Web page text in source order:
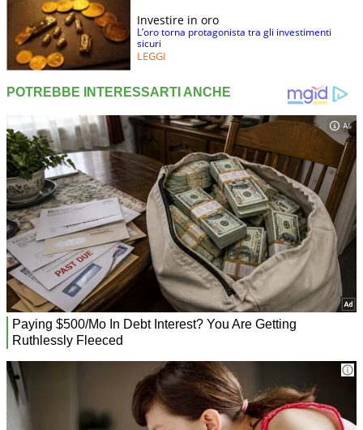
Investire in oro
L’oro torna protagonista tra gli investimenti
sicuri
LEGGI